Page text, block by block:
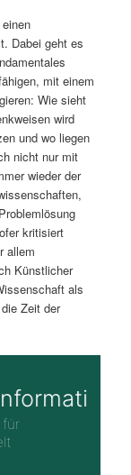
Dabei geht es
mit einem
Wie sieht
wird
und wo liegen
nicht nur mit
wieder der
kritisiert
allem
Künstlicher
als
Zeit der